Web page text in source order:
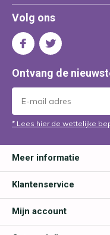
Volg ons
Ontvang de
* Lees hier de wettelijke
Meer informatie
Klantenservice
Mijn account